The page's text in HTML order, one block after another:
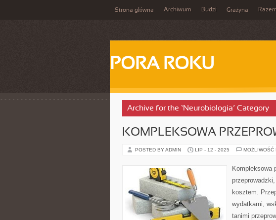
Strona główna Archiwum Budzi Grażyna
PORA ROKU
Archive for the ‘Neurobiologia’ Category
KOMPLEKSOWA
POSTED BY ADMIN LIP - 12 - 2025 MOŻLIWOŚĆ
Kompleksowa
kosztem.
wydatkami,
tanimi